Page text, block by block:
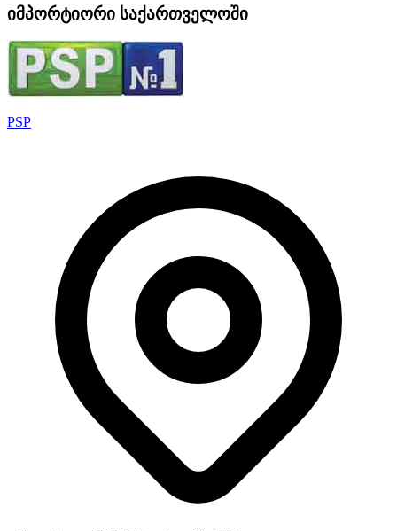
იმპორტიორი საქართველოში
PSP